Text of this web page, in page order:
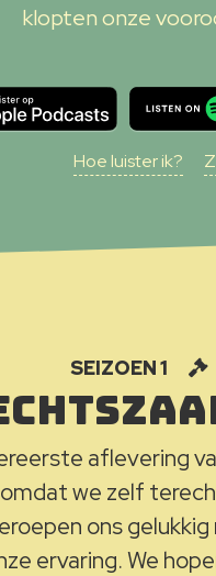
klopten onze
Hoe luister ik?
SEIZOEN 1
aflevering
we zelf
ons
ervaring. We